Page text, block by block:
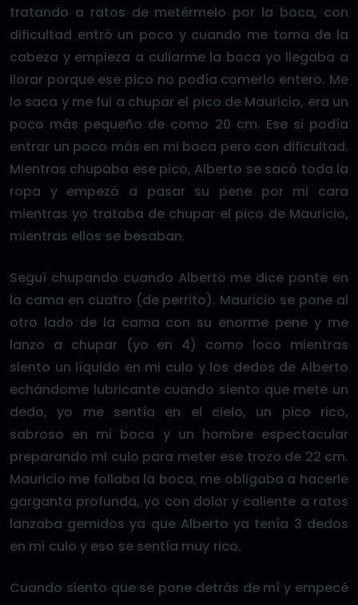
tratando a ratos de metérmelo por la boca, con
dificultad entró un poco y cuando me toma de la
cabeza y empieza a culiarme la boca yo llegaba a
llorar porque ese pico no podía comerlo entero. Me
lo saca y me fui a chupar el pico de Mauricio, era un
poco más pequeño de como 20 cm. Ese si podía
entrar un poco más en mi boca pero con dificultad.
Mientras chupaba ese pico, Alberto se sacó toda la
ropa y empezó a pasar su pene por mi cara
mientras yo trataba de chupar el pico de Mauricio,
mientras ellos se besaban.
Seguí chupando cuando Alberto me dice ponte en
la cama en cuatro (de perrito). Mauricio se pone al
otro lado de la cama con su enorme pene y me
lanzo a chupar (yo en 4) como loco mientras
siento un líquido en mi culo y los dedos de Alberto
echándome lubricante cuando siento que mete un
dedo, yo me sentía en el cielo, un pico rico,
sabroso en mi boca y un hombre espectacular
preparando mi culo para meter ese trozo de 22 cm.
Mauricio me follaba la boca, me obligaba a hacerle
garganta profunda, yo con dolor y caliente a ratos
lanzaba gemidos ya que Alberto ya tenía 3 dedos
en mi culo y eso se sentía muy rico.
Cuando siento que se pone detrás de mí y empecé